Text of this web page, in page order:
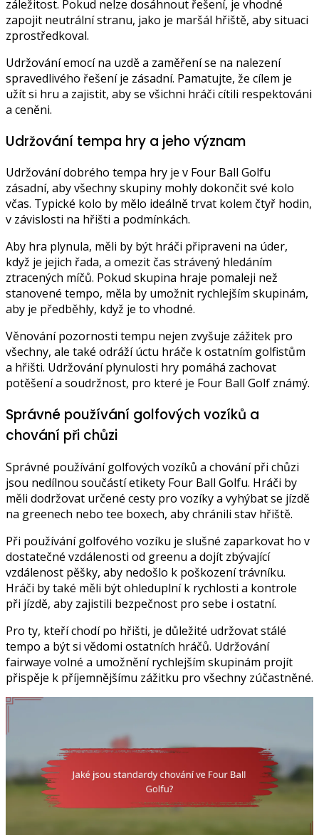
záležitost. Pokud nelze dosáhnout řešení, je vhodné
zapojit neutrální stranu, jako je maršál hřiště, aby situaci
zprostředkoval.
Udržování emocí na uzdě a zaměření se na nalezení
spravedlivého řešení je zásadní. Pamatujte, že cílem je
užít si hru a zajistit, aby se všichni hráči cítili respektováni
a ceněni.
Udržování tempa hry a jeho význam
Udržování dobrého tempa hry je v Four Ball Golfu
zásadní, aby všechny skupiny mohly dokončit své kolo
včas. Typické kolo by mělo ideálně trvat kolem čtyř hodin,
v závislosti na hřišti a podmínkách.
Aby hra plynula, měli by být hráči připraveni na úder,
když je jejich řada, a omezit čas strávený hledáním
ztracených míčů. Pokud skupina hraje pomaleji než
stanovené tempo, měla by umožnit rychlejším skupinám,
aby je předběhly, když je to vhodné.
Věnování pozornosti tempu nejen zvyšuje zážitek pro
všechny, ale také odráží úctu hráče k ostatním golfistům
a hřišti. Udržování plynulosti hry pomáhá zachovat
potěšení a soudržnost, pro které je Four Ball Golf známý.
Správné používání golfových vozíků a
chování při chůzi
Správné používání golfových vozíků a chování při chůzi
jsou nedílnou součástí etikety Four Ball Golfu. Hráči by
měli dodržovat určené cesty pro vozíky a vyhýbat se jízdě
na greenech nebo tee boxech, aby chránili stav hřiště.
Při používání golfového vozíku je slušné zaparkovat ho v
dostatečné vzdálenosti od greenu a dojít zbývající
vzdálenost pěšky, aby nedošlo k poškození trávníku.
Hráči by také měli být ohleduplní k rychlosti a kontrole
při jízdě, aby zajistili bezpečnost pro sebe i ostatní.
Pro ty, kteří chodí po hřišti, je důležité udržovat stálé
tempo a být si vědomi ostatních hráčů. Udržování
fairwaye volné a umožnění rychlejším skupinám projít
přispěje k příjemnějšímu zážitku pro všechny zúčastněné.